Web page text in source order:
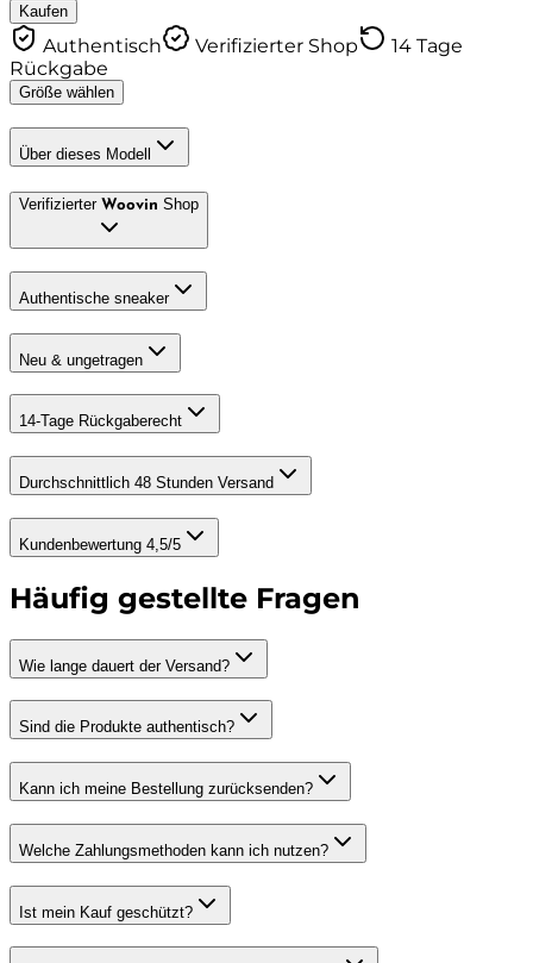
Kaufen
Authentisch Verifizierter Shop
14 Tage
Rückgabe
Größe wählen
Über dieses Modell
Verifizierter Woovin Shop
Authentische sneaker
Neu & ungetragen
14-Tage Rückgaberecht
Durchschnittlich 48 Stunden Versand
Kundenbewertung 4,5/5
Häufig gestellte Fragen
Wie lange dauert der Versand?
Sind die Produkte authentisch?
Kann ich meine Bestellung zurücksenden?
Welche Zahlungsmethoden kann ich nutzen?
Ist mein Kauf geschützt?